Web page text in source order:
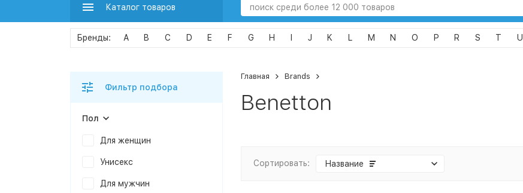
Каталог товаров
A B C D E F G H J K L M N O P R S T U
Главная Brands
Benetton
Сортировать: Название
Фильтр подбора
Пол
Для женщин
Унисекс
Для мужчин